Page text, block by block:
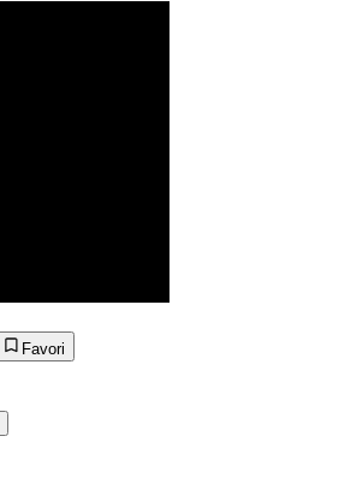
Favori